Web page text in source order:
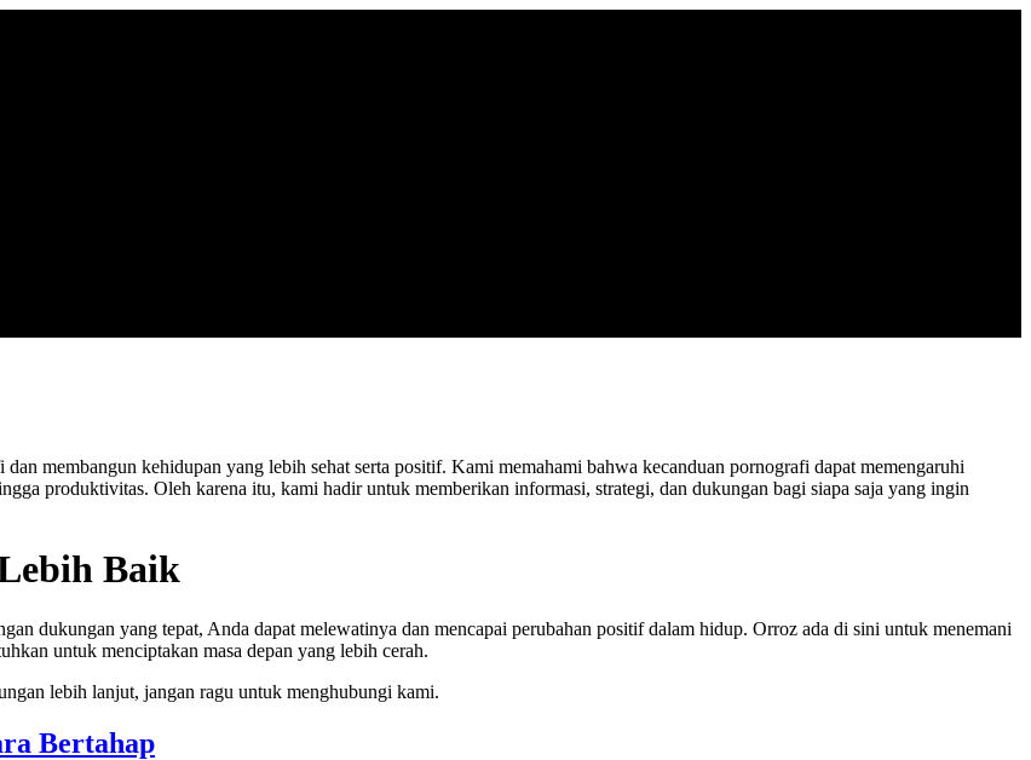
membangun kehidupan yang lebih sehat serta positif. Kami memahami bahwa kecanduan pornografi dapat memengaruhi
produktivitas. Oleh karena itu, kami hadir untuk memberikan informasi, strategi, dan dukungan bagi siapa saja yang ingin
Baik
dukungan yang tepat, Anda dapat melewatinya dan mencapai perubahan positif dalam hidup. Orroz ada di sini untuk menemani
untuk menciptakan masa depan yang lebih cerah.
lebih lanjut, jangan ragu untuk menghubungi kami.
Bertahap